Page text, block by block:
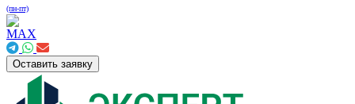
(пн-пт)
Оставить заявку